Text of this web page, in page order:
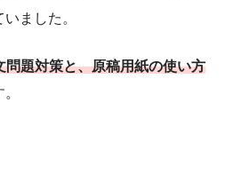
ました。
問題対策と、原稿用紙の使い方